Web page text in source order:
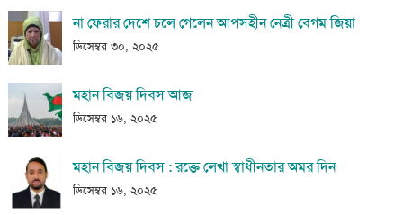
না ফেরার দেশে চলে গেলেন আপসহীন নেত্রী বেগম জিয়া
ডিসেম্বর ৩০, ২০২৫
মহান বিজয় দিবস আজ
ডিসেম্বর ১৬, ২০২৫
মহান বিজয় দিবস : রক্তে লেখা স্বাধীনতার অমর দিন
ডিসেম্বর ১৬, ২০২৫